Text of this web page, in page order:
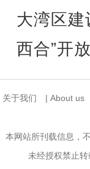
大湾区建
西合”开
关于我们 | About us
本网站所刊载信息，
未经授权禁止